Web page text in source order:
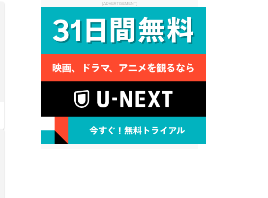
[ADVERTISEMENT]